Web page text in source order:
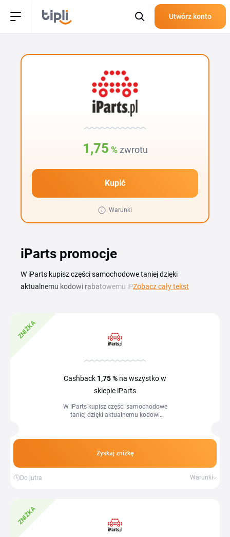
Utwórz konto
1,75 % zwrotu
Kupić
Warunki
iParts promocje
W iParts kupisz części samochodowe taniej dzięki
aktualnemu kodowi rabatowemu iParts . Sklep specjalizuje
problemu znajdziesz produkt do swojego modelu i obniżysz
koszt zakupu o kilka–kilkanaście procent. Kupon iParts
wykorzystasz na zamówienia z różnych kategorii — od
filtrów i klocków hamulcowych po oleje i akcesoria.
koszyku i sfinalizujesz zamówienie. Tak najszybciej
skorzystasz z aktualnej promocji iParts.
Zobacz cały tekst
ZNIŻKA
Cashback 1,75 % na wszystko w
sklepie iParts
W iParts kupisz części samochodowe
taniej dzięki aktualnemu kodowi
akcesoriach i...
Zyskaj zniżkę
Do jutra Warunki
ZNIŻKA